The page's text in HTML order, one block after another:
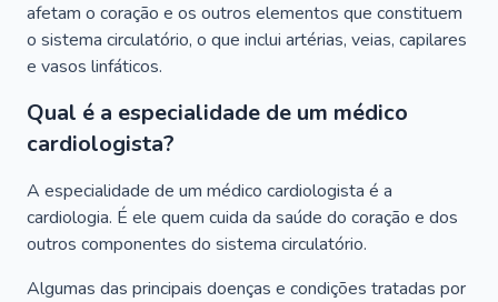
afetam o coração e os outros elementos que constituem
o sistema circulatório, o que inclui artérias, veias, capilares
e vasos linfáticos.
Qual é a especialidade de um médico
cardiologista?
A especialidade de um médico cardiologista é a
cardiologia. É ele quem cuida da saúde do coração e dos
outros componentes do sistema circulatório.
Algumas das principais doenças e condições tratadas por